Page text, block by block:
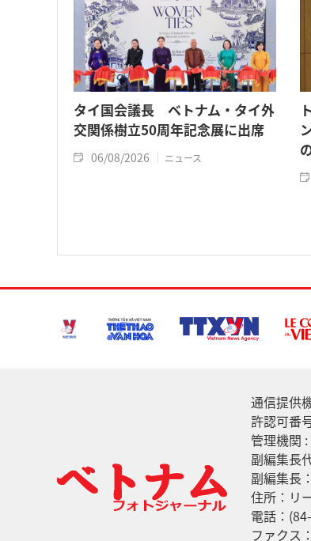
タイ国会議長 ベトナム・タイ外
交関係樹立50周年記念展に出席
06/08/2026 ニュース
通信提供
許認可番
管理機関
副編集長
副編集長
住所：リ
電話：
ファクス